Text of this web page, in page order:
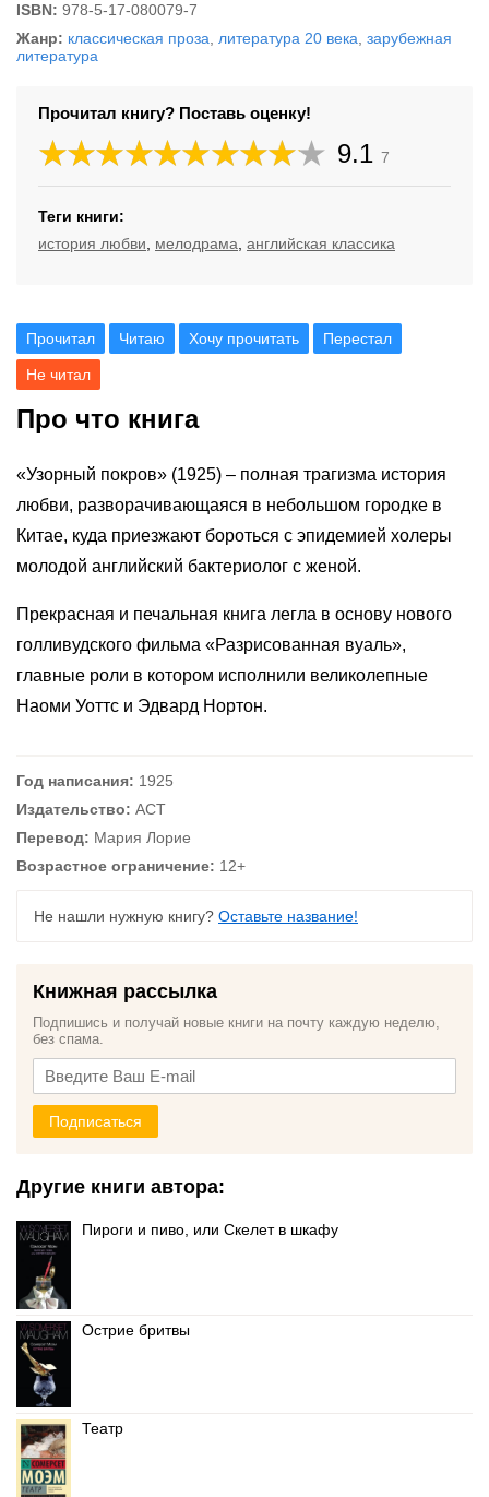
ISBN: 978-5-17-080079-7
Жанр: классическая проза литература 20 века зарубежная
литература
Прочитал книгу? Поставь оценку!
9.1 7
Теги книги:
история любви
мелодрама английская классика
Прочитал Читаю Хочу прочитать Перестал
Не читал
Про что книга
«Узорный покров» (1925) – полная трагизма история
любви, разворачивающаяся в небольшом городке в
Китае, куда приезжают бороться с эпидемией холеры
молодой английский бактериолог с женой.
Прекрасная и печальная книга легла в основу нового
голливудского фильма «Разрисованная вуаль»,
главные роли в котором исполнили великолепные
Наоми Уоттс и Эдвард Нортон.
Год написания: 1925
Издательство: АСТ
Перевод: Мария Лорие
Возрастное ограничение: 12+
Не нашли нужную книгу? Оставьте название!
Книжная рассылка
Подпишись и получай новые книги на почту каждую неделю,
без спама.
Подписаться
Другие книги автора:
Пироги и пиво, или Скелет в шкафу
Острие бритвы
Театр